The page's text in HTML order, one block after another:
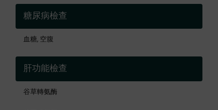
糖尿病檢查
血糖, 空腹
肝功能檢查
谷草轉氨酶